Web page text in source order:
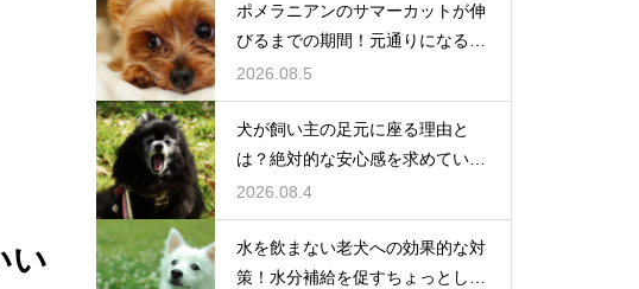
い
ポメラニアンのサマーカットが伸
びるまでの期間！元通りになるの
か
2026.08.5
犬が飼い主の足元に座る理由と
は？絶対的な安心感を求めている
心理
2026.08.4
水を飲まない老犬への効果的な対
策！水分補給を促すちょっとした